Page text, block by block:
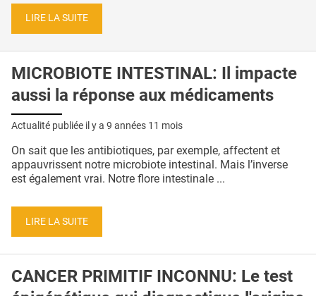
LIRE LA SUITE
MICROBIOTE INTESTINAL: Il impacte
aussi la réponse aux médicaments
Actualité publiée il y a 9 années 11 mois
On sait que les antibiotiques, par exemple, affectent et
appauvrissent notre microbiote intestinal. Mais l’inverse
est également vrai. Notre flore intestinale ...
LIRE LA SUITE
CANCER PRIMITIF INCONNU: Le test